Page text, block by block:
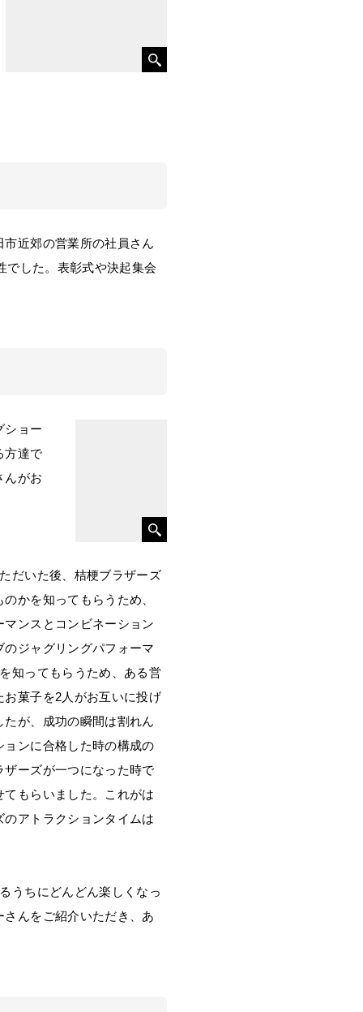
近郊の営業所の社員さん
でした。表彰式や決起集会
ショー
方達で
んがお
だいた後、桔梗ブラザーズ
かを知ってもらうため、
ンスとコンビネーション
ジャグリングパフォーマ
知ってもらうため、ある営
菓子を2人がお互いに投げ
が、成功の瞬間は割れん
ンに合格した時の構成の
ーズが一つになった時で
もらいました。これがは
アトラクションタイムは
うちにどんどん楽しくなっ
んをご紹介いただき、あ